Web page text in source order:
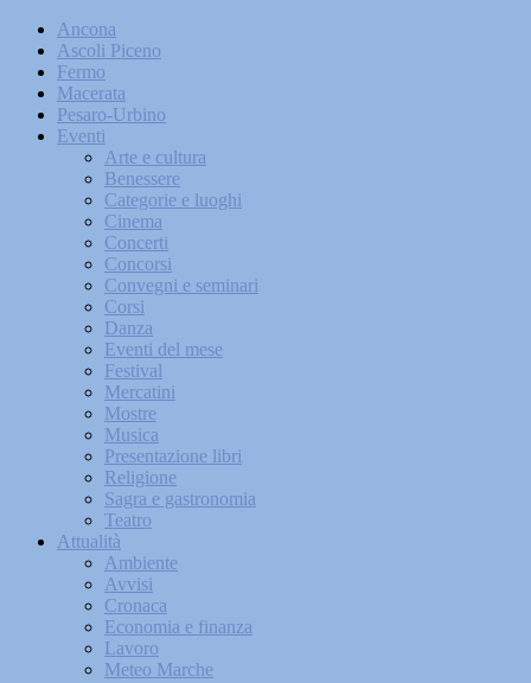
Ancona
Ascoli Piceno
Fermo
Macerata
Pesaro-Urbino
Eventi
Arte e cultura
Benessere
Categorie e luoghi
Cinema
Concerti
Concorsi
Convegni e seminari
Corsi
Danza
Eventi del mese
Festival
Mercatini
Mostre
Musica
Presentazione libri
Religione
Sagra e gastronomia
Teatro
Attualità
Ambiente
Avvisi
Cronaca
Economia e finanza
Lavoro
Meteo Marche